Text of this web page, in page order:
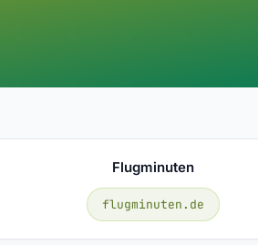
Flugminuten
flugminuten.de